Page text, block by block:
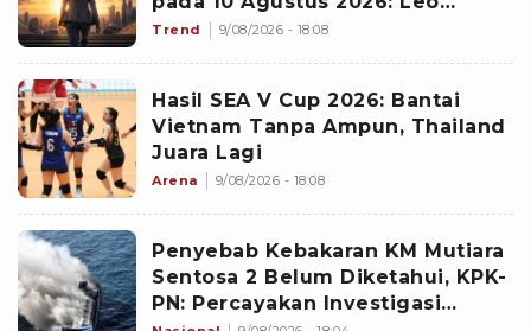
Emban Peran Penting
Trend 9/08/2026 - 18:08
Hasil SEA V Cup 2026: Bantai
Vietnam Tanpa Ampun, Thailand
Juara Lagi
Arena 9/08/2026 - 18:08
Penyebab Kebakaran KM Mutiara
Sentosa 2 Belum Diketahui, KPK-
PN: Percayakan Investigasi